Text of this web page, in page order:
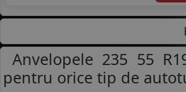
Anvelopele 235 55
pentru orice tip de